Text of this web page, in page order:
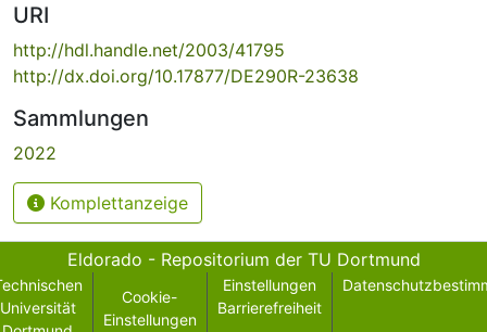
URI
http://hdl.handle.net/2003/41795
http://dx.doi.org/10.17877/DE290R-23638
Sammlungen
2022
Komplettanzeige
Eldorado - Repositorium der TU Dortmund
Universität
Cookie-
Einstellungen
Einstellungen
Barrierefreiheit